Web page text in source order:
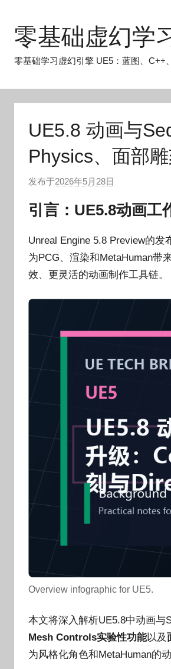
零基础虚幻学
零基础学习虚幻引擎 UE5：蓝图、C++
UE5.8 动画与
Physics、面部
发布于2026年5月28日
:
k
g
o
o
引言：UE5.8动画工
Unreal Engine 5.8 Preview的
为PCG、渲染和MetaHuman
效、更灵活的动画制作工具链。
Overview infographic for UE5.
本文将深入解析UE5.8中动画与
Mesh Controls实验性功能以及
为风格化角色和MetaHuman的